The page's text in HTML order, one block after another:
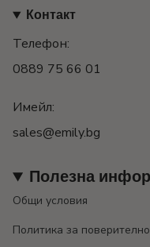
Контакт
Телефон:
0889 75 66 01
Имейл:
sales@emily.bg
Полезна
Общи условия
Политика за